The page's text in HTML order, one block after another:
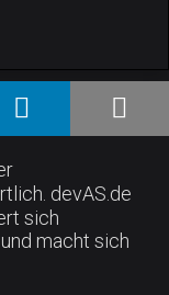
devAS.de
sich
macht sich